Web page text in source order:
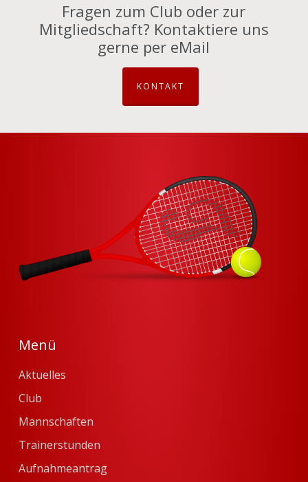
Fragen zum Club oder zur
Mitgliedschaft? Kontaktiere uns
gerne per eMail
KONTAKT
Menü
Aktuelles
Club
Mannschaften
Trainerstunden
Aufnahmeantrag